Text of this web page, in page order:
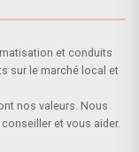
et conduits
sur le marché local et
nos valeurs. Nous
et vous aider.